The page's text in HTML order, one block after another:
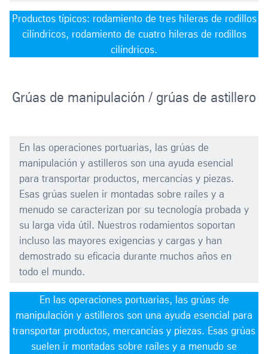
Productos típicos: rodamiento de tres hileras de rodillos
cilíndricos, rodamiento de cuatro hileras de rodillos
cilíndricos.
Grúas de manipulación / grúas de astillero
En las operaciones portuarias, las grúas de
manipulación y astilleros son una ayuda esencial
para transportar productos, mercancías y piezas.
Esas grúas suelen ir montadas sobre raíles y a
menudo se caracterizan por su tecnología probada y
su larga vida útil. Nuestros rodamientos soportan
incluso las mayores exigencias y cargas y han
demostrado su eficacia durante muchos años en
todo el mundo.
En las operaciones portuarias, las grúas de
manipulación y astilleros son una ayuda esencial para
transportar productos, mercancías y piezas. Esas grúas
suelen ir montadas sobre raíles y a menudo se